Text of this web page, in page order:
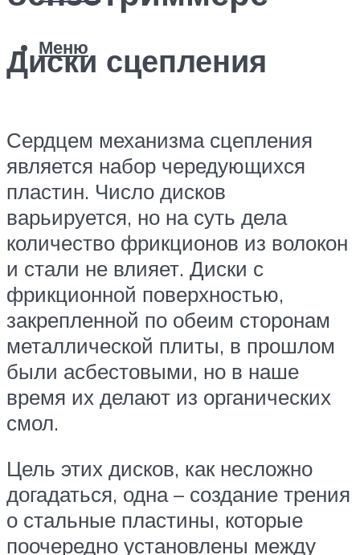
Меню
Диски сцепления
Сердцем механизма сцепления
является набор чередующихся
пластин. Число дисков
варьируется, но на суть дела
количество фрикционов из волокон
и стали не влияет. Диски с
фрикционной поверхностью,
закрепленной по обеим сторонам
металлической плиты, в прошлом
были асбестовыми, но в наше
время их делают из органических
смол.
Цель этих дисков, как несложно
догадаться, одна – создание трения
о стальные пластины, которые
поочередно установлены между